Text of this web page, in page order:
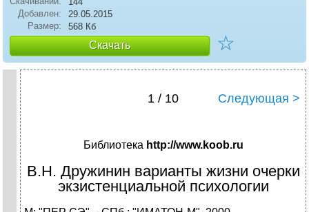
Добавлен:
29.05.2015
Размер:
568 Кб
Скачать ☆
1 / 10 Следующая >
Библиотека http://www.koob.ru
В.Н. Дружинин варианты жизни очерки
экзистенциальной психологии